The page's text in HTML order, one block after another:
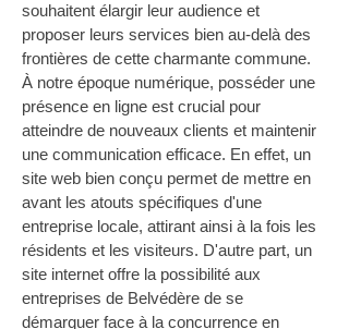
souhaitent élargir leur audience et
proposer leurs services bien au-delà des
frontières de cette charmante commune.
À notre époque numérique, posséder une
présence en ligne est crucial pour
atteindre de nouveaux clients et maintenir
une communication efficace. En effet, un
site web bien conçu permet de mettre en
avant les atouts spécifiques d'une
entreprise locale, attirant ainsi à la fois les
résidents et les visiteurs. D'autre part, un
site internet offre la possibilité aux
entreprises de Belvédère de se
démarquer face à la concurrence en